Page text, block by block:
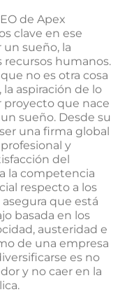
de Apex
clave en ese
sueño, la
humanos.
no es otra cosa
aspiración de lo
proyecto que nace
sueño. Desde su
una firma global
y
del
la competencia
respecto a los
que está
basada en los
austeridad e
de una empresa
es no
y no caer en la